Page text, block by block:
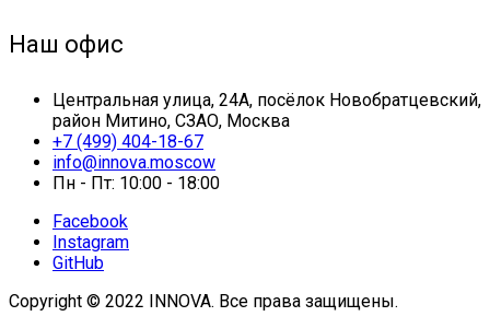
Наш офис
Центральная улица, 24А, посёлок Новобратцевский,
район Митино, СЗАО, Москва
+7 (499) 404-18-67
info@innova.moscow
Пн - Пт: 10:00 - 18:00
Facebook
Instagram
GitHub
Copyright © 2022 INNOVA. Все права защищены.